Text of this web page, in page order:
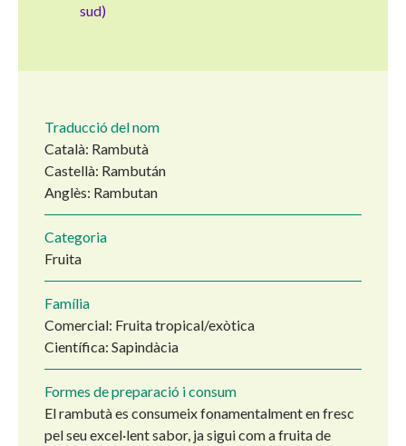
sud)
Traducció del nom
Català: Rambutà
Castellà: Rambután
Anglès: Rambutan
Categoria
Fruita
Família
Comercial: Fruita tropical/exòtica
Científica: Sapindàcia
Formes de preparació i consum
El rambutà es consumeix fonamentalment en fresc
pel seu excel·lent sabor, ja sigui com a fruita de